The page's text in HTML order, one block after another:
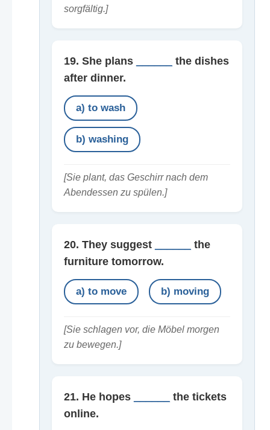
sorgfältig.]
19. She plans
the dishes
after dinner.
a) to wash
b) washing
[Sie plant, das Geschirr nach dem
Abendessen zu spülen.]
20. They suggest
the
furniture tomorrow.
a) to move b) moving
[Sie schlagen vor, die Möbel morgen
zu bewegen.]
21. He hopes
the tickets
online.